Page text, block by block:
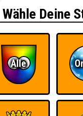
Wähle Deine
Alle